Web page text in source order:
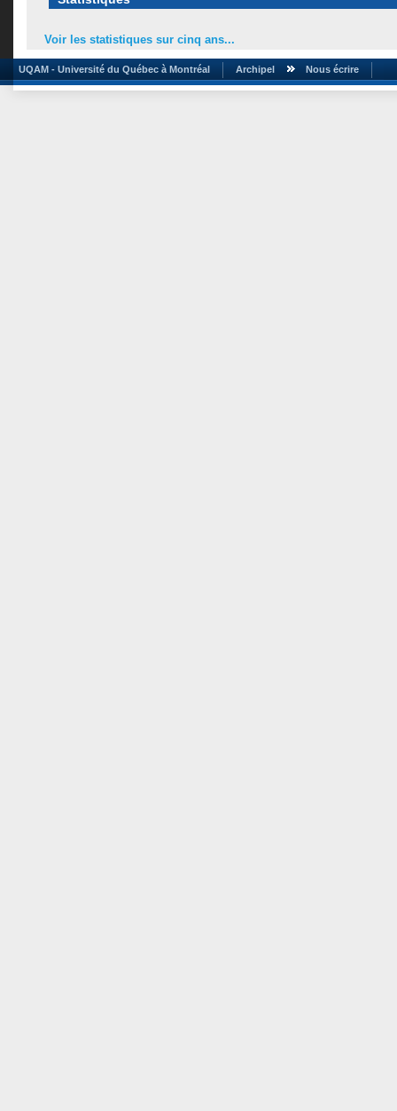
Voir les statistiques sur cinq ans...
UQAM - Université du Québec à Montréal Archipel Nous écrire